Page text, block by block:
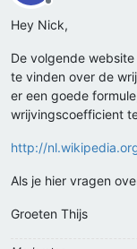
Offline
Hey Nick,
De volgende
te vinden over de
er een goede
wrijvingscoefficient
http://
Als je hier vragen
Groeten Thijs